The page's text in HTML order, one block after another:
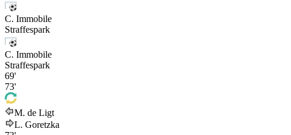
C. Immobile
Straffespark
C. Immobile
Straffespark
69'
73'
M. de Ligt
L. Goretzka